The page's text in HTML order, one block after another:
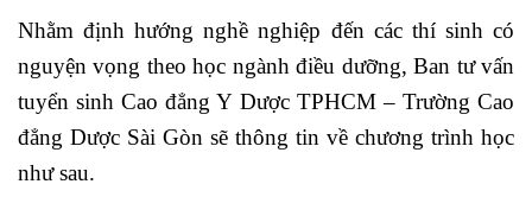
Nhằm định hướng nghề nghiệp đến các thí sinh có
nguyện vọng theo học ngành điều dưỡng, Ban tư vấn
tuyển sinh Cao đẳng Y Dược TPHCM – Trường Cao
đẳng Dược Sài Gòn sẽ thông tin về chương trình học
như sau.